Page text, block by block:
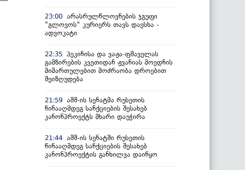
23:00 არასრულწლოვნების ჯგუფი
"გლოვოს" კურიერს თავს დაესხა -
ადვოკატი
22:35 პეკინისა და ვაჟა-ფშაველას
გამზირების კვეთიდან ჟვანიას მოედნის
მიმართულებით მოძრაობა დროებით
შეიზღუდება
21:59 აშშ-ის სენატმა რუსეთის
წინააღმდეგ სანქციების შესახებ
კანონპროექტს მხარი დაუჭირა
21:44 აშშ-ის სენატში რუსეთის
წინააღმდეგ სანქციების შესახებ
კანონპროექტის განხილვა დაიწყო